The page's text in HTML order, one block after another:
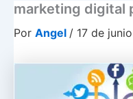
marketing digital
Por Angel / 17 de